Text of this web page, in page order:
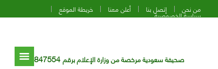
من نحن إتصل بنا أعلن معنا خريطة الموقع
سياسة الخصوصية
صحيفة سعودية مرخصة من وزارة الإعلام برقم 847554